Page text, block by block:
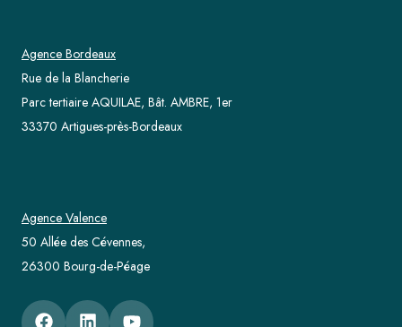
Agence Bordeaux
Rue de la Blancherie
Parc tertiaire AQUILAE, Bât. AMBRE, 1er
33370 Artigues-près-Bordeaux
Agence Valence
50 Allée des Cévennes,
26300 Bourg-de-Péage